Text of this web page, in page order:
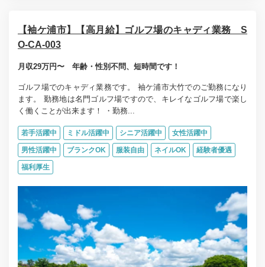
【袖ケ浦市】【高月給】ゴルフ場のキャディ業務 S
O-CA-003
月収29万円〜 年齢・性別不問、短時間です！
ゴルフ場でのキャディ業務です。 袖ケ浦市大竹でのご勤務になり
ます。 勤務地は名門ゴルフ場ですので、キレイなゴルフ場で楽し
く働くことが出来ます！ ・勤務...
若手活躍中 ミドル活躍中 シニア活躍中 女性活躍中
男性活躍中 ブランクOK 服装自由 ネイルOK 経験者優遇
福利厚生